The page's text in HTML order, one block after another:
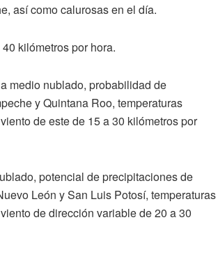
así como calurosas en el día.
kilómetros por hora.
medio nublado, probabilidad de
y Quintana Roo, temperaturas
de este de 15 a 30 kilómetros por
potencial de precipitaciones de
León y San Luis Potosí, temperaturas
de dirección variable de 20 a 30